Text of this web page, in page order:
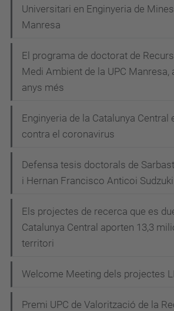
Universitari en Enginyeria de
Manresa
El programa de doctorat de
Medi Ambient de la UPC Manresa,
anys més
Enginyeria de la Catalunya Central
contra el coronavirus
Defensa tesis doctorals de
i Hernan Francisco Anticoi Sudzuki
Els projectes de recerca que es
Catalunya Central aporten 13,3
territori
Welcome Meeting dels projectes
Premi UPC de Valorització de la